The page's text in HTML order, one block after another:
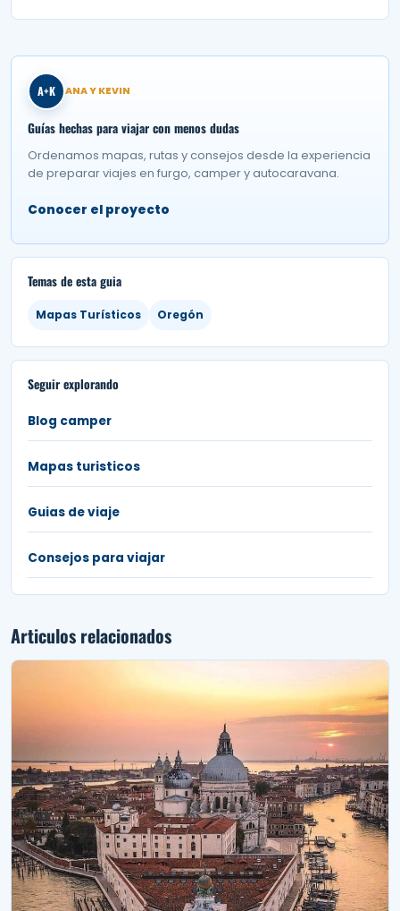
A+K ANA Y KEVIN
Guías hechas para viajar con menos dudas
Ordenamos mapas, rutas y consejos desde la experiencia
de preparar viajes en furgo, camper y autocaravana.
Conocer el proyecto
Temas de esta guia
Mapas Turísticos Oregón
Seguir explorando
Blog camper
Mapas turisticos
Guias de viaje
Consejos para viajar
Articulos relacionados